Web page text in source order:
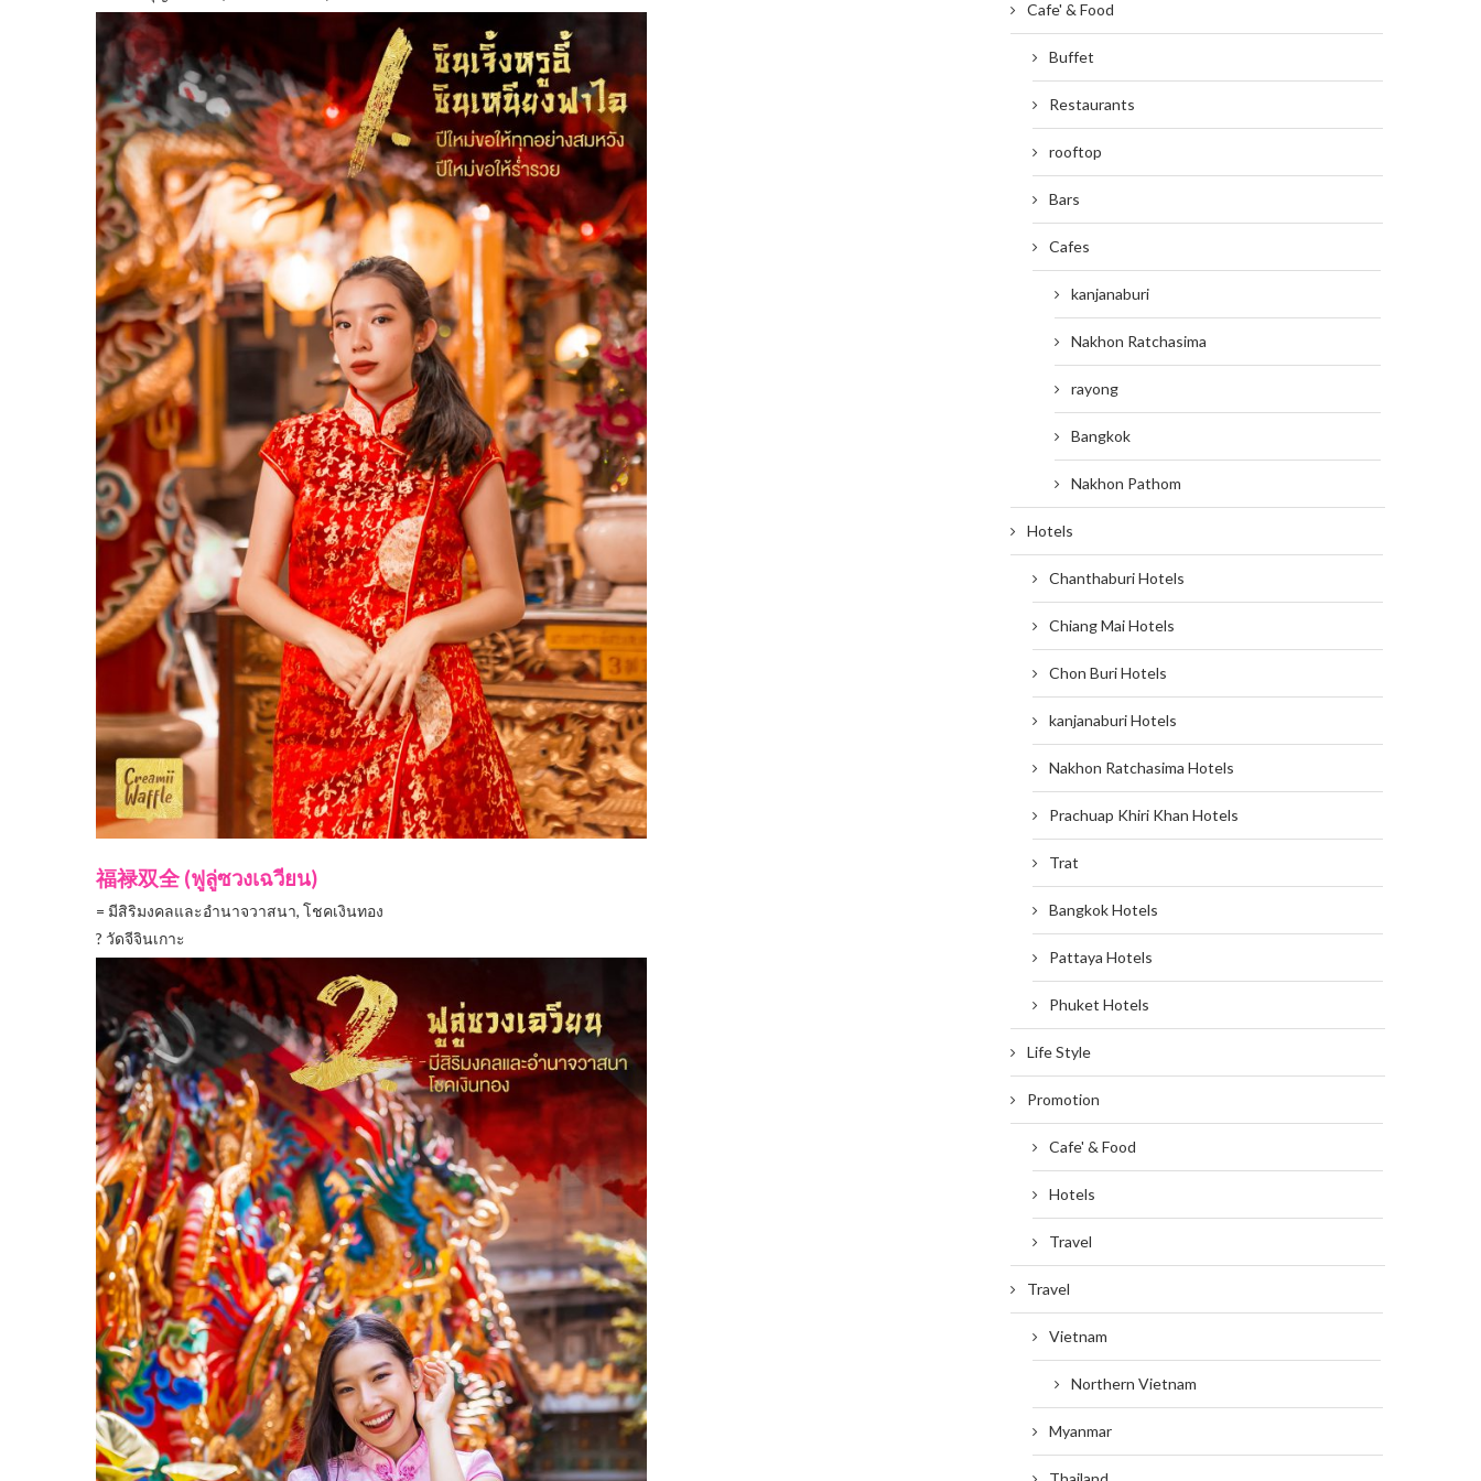
福禄双全 (ฟูลู่ซวงเฉวียน)
= มีสิริมงคลและอำนาจวาสนา, โชคเงินทอง
? วัดจีจินเกาะ
Cafe' & Food
Buffet
Restaurants
rooftop
Bars
Cafes
kanjanaburi
Nakhon Ratchasima
rayong
Bangkok
Nakhon Pathom
Hotels
Chanthaburi Hotels
Chiang Mai Hotels
Chon Buri Hotels
kanjanaburi Hotels
Nakhon Ratchasima Hotels
Prachuap Khiri Khan Hotels
Trat
Bangkok Hotels
Pattaya Hotels
Phuket Hotels
Life Style
Promotion
Cafe' & Food
Hotels
Travel
Travel
Vietnam
Northern Vietnam
Myanmar